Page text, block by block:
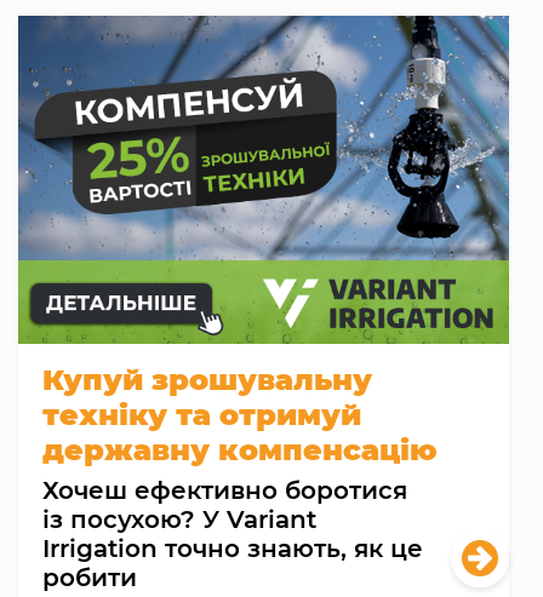
Купуй зрошувальну
техніку та отримуй
державну компенсацію
Хочеш ефективно боротися
із посухою? У Variant
Irrigation точно знають, як це
робити